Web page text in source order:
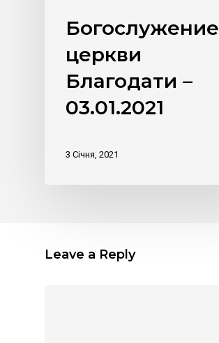
Богослужение
церкви
Благодати –
03.01.2021
3 Січня, 2021
Leave a Reply